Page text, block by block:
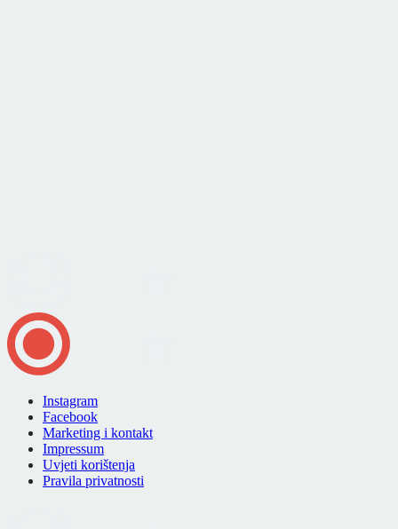
Instagram
Facebook
Marketing i kontakt
Impressum
Uvjeti korištenja
Pravila privatnosti